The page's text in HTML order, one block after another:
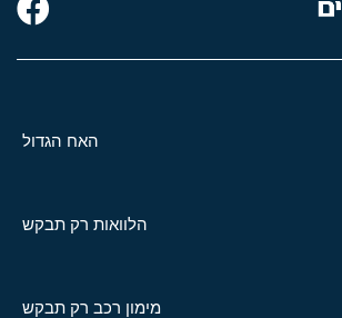
האח הגדול
הלוואות רק תבקש
מימון רכב רק תבקש